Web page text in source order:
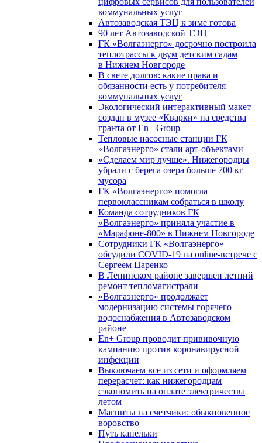
коммунальных услуг
Автозаводская ТЭЦ к зиме готова
90 лет Автозаводской ТЭЦ
ГК «Волгаэнерго» досрочно построила
теплотрассы к двум детским садам
в Нижнем Новгороде
В свете долгов: какие права и
обязанности есть у потребителя
коммунальных услуг
Экологический интерактивный макет
создан в музее «Кварки» на средства
гранта от En+ Group
Тепловые насосные станции ГК
«Волгаэнерго» стали арт-объектами
«Сделаем мир лучше». Нижегородцы
убрали с берега озера больше 700 кг
мусора
ГК «Волгаэнерго» помогла
первоклассникам собраться в школу
Команда сотрудников ГК
«Волгаэнерго» приняла участие в
«Марафоне-800» в Нижнем Новгороде
Сотрудники ГК «Волгаэнерго»
обсудили COVID-19 на online-встрече с
Сергеем Царенко
В Ленинском районе завершен летний
ремонт тепломагистрали
«Волгаэнерго» продолжает
модернизацию системы горячего
водоснабжения в Автозаводском
районе
En+ Group проводит прививочную
кампанию против коронавирусной
инфекции
Выключаем все из сети и оформляем
перерасчет: как нижегородцам
сэкономить на оплате электричества
летом
Магниты на счетчики: обыкновенное
воровство
Путь капельки